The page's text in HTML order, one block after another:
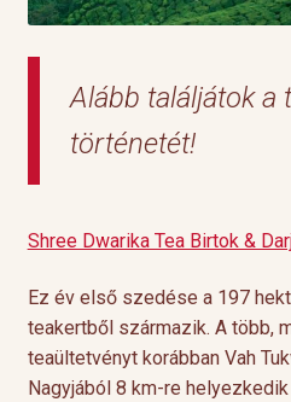
Alább találjátok a
történetét!
Shree Dwarika Tea Birtok &
Ez év első szedése a 197
teakertből származik. A több,
teaültetvényt korábban Vah
Nagyjából 8 km-re